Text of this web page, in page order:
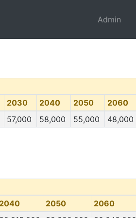
Admin
2030 2040 2050
2060
57,000 58,000 55,000 48,000
2040 2050
2060